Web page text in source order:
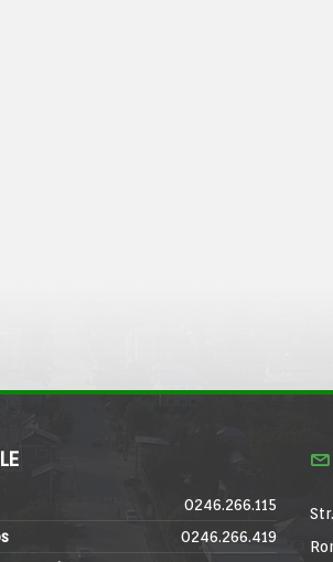
0246.266.115
0246.266.419